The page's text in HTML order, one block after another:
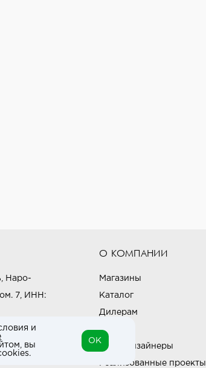
Наро-
7, ИНН:
О КОМПАНИИ
Магазины
Каталог
Дилерам
Блог
Наши дизайнеры
Реализованные проекты
и
вы
OK